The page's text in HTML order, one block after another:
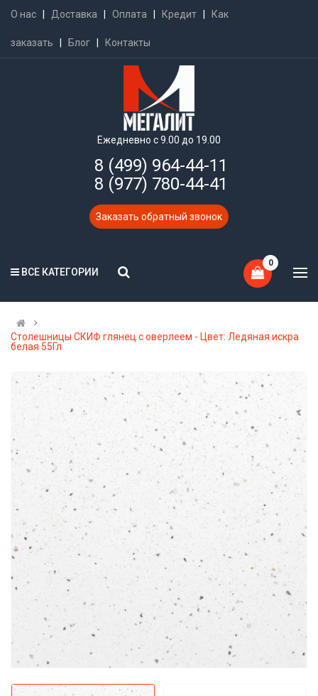
О нас Доставка Оплата Кредит Как
заказать Блог Контакты
Ежедневно с 9.00 до 19.00
8 (499) 964-44-11
8 (977) 780-44-41
Заказать обратный звонок
ВСЕ КАТЕГОРИИ
0
Столешницы СКИФ глянец с оверлеем - Цвет: Ледяная искра
белая 55Гл